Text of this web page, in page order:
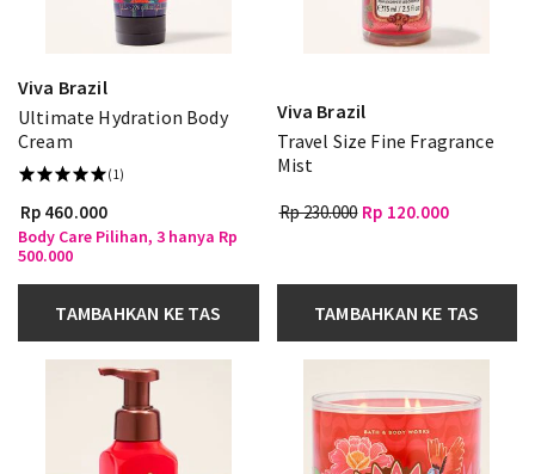
Viva Brazil
Ultimate Hydration Body
Cream
(1)
Rp 460.000
Body Care Pilihan, 3 hanya Rp
500.000
TAMBAHKAN KE TAS
Viva Brazil
Travel Size Fine Fragrance
Mist
Rp 230.000 Rp 120.000
TAMBAHKAN KE TAS